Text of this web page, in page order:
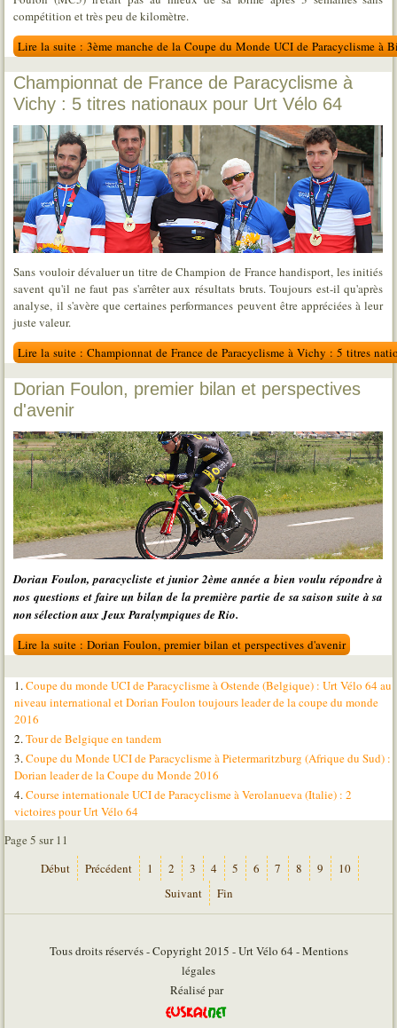
compétition et très peu de kilomètre.
Lire la suite : 3ème manche de la Coupe du Monde UCI de Paracyclisme à
Championnat de France de Paracyclisme à
Vichy : 5 titres nationaux pour Urt Vélo 64
Sans vouloir dévaluer un titre de Champion de France handisport, les initiés
savent qu'il ne faut pas s'arrêter aux résultats bruts. Toujours est-il qu'après
analyse, il s'avère que certaines performances peuvent être appréciées à leur
juste valeur.
Lire la suite : Championnat de France de Paracyclisme à Vichy : 5 titres
Dorian Foulon, premier bilan et perspectives
d'avenir
Dorian Foulon, paracycliste et junior 2ème année a bien voulu répondre à
nos questions et faire un bilan de la première partie de sa saison suite à sa
non sélection aux Jeux Paralympiques de Rio.
Lire la suite : Dorian Foulon, premier bilan et perspectives d'avenir
Coupe du monde UCI de Paracyclisme à Ostende (Belgique) : Urt Vélo 64 au
niveau international et Dorian Foulon toujours leader de la coupe du monde
2016
Tour de Belgique en tandem
Coupe du Monde UCI de Paracyclisme à Pietermaritzburg (Afrique du Sud) :
Dorian leader de la Coupe du Monde 2016
Course internationale UCI de Paracyclisme à Verolanueva (Italie) : 2
victoires pour Urt Vélo 64
Page 5 sur 11
Début
Précédent 1 2 3 4 5 6 7 8 9
10
Suivant
Fin
Tous droits réservés - Copyright 2015 - Urt Vélo 64 - Mentions
légales
Réalisé par